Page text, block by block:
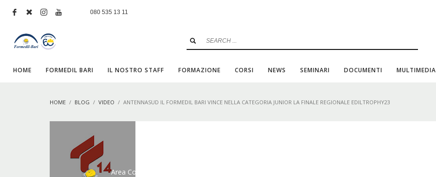
080 535 13 11
HOME FORMEDIL BARI IL NOSTRO STAFF FORMAZIONE CORSI NEWS SEMINARI DOCUMENTI MULTIMEDIA
HOME BLOG VIDEO ANTENNASUD IL FORMEDIL BARI VINCE NELLA CATEGORIA JUNIOR LA FINALE REGIONALE EDILTROPHY23
Area Comunicazione Formedil